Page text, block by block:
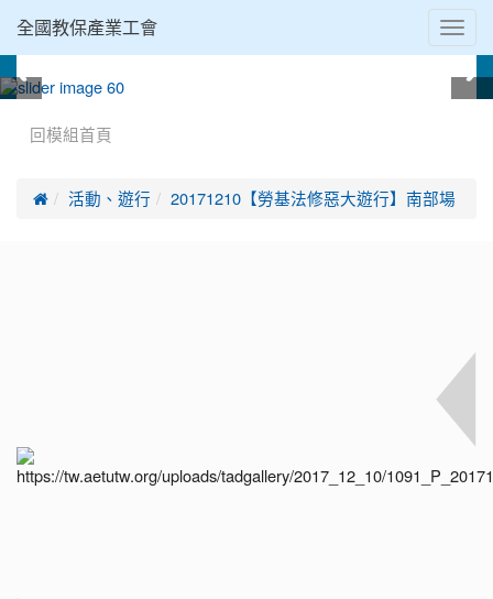
全國教保產業工會
回模組首頁
 活動、遊行 20171210【勞基法修惡大遊行】南部場